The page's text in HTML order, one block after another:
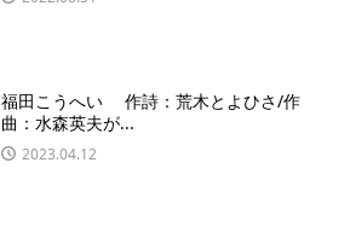
福田こうへい 作詩：荒木とよひさ/作
曲：水森英夫が...
2023.04.12